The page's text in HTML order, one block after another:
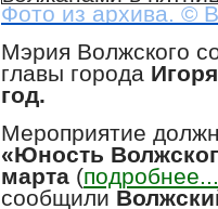
Фото из архива. ©
Мэрия Волжского
главы города
год.
Мероприятие
«Юность
марта (подробнее...
сообщили